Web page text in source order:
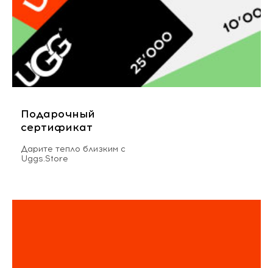
Подарочный
сертификат
Дарите тепло близким с
Uggs.Store